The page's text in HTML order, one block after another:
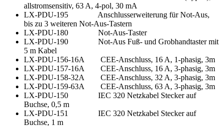
allstromsensitiv, 63 A, 4-pol, 30 mA
LX-PDU-195 Anschlusserweiterung für Not-Aus,
bis zu 3 weiteren Not-Aus-Tastern
LX-PDU-180 Not-Aus-Taster
LX-PDU-190 Not-Aus Fuß- und Grobhandtaster mit
5 m Kabel
LX-PDU-156-16A CEE-Anschluss, 16 A, 1-phasig, 3m
LX-PDU-157-16A CEE-Anschluss, 16 A, 3-phasig, 3m
LX-PDU-158-32A CEE-Anschluss, 32 A, 3-phasig, 3m
LX-PDU-159-63A CEE-Anschluss, 63 A, 3-phasig, 3m
LX-PDU-150 IEC 320 Netzkabel Stecker auf
Buchse, 0,5 m
LX-PDU-151 IEC 320 Netzkabel Stecker auf
Buchse, 1 m